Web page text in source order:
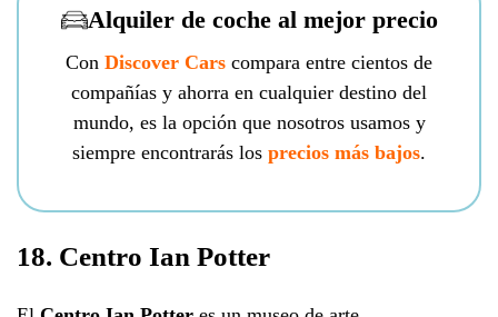
Alquiler de coche al mejor precio
Con Discover Cars compara entre cientos de
compañías y ahorra en cualquier destino del
mundo, es la opción que nosotros usamos y
siempre encontrarás los precios más bajos.
18. Centro Ian Potter